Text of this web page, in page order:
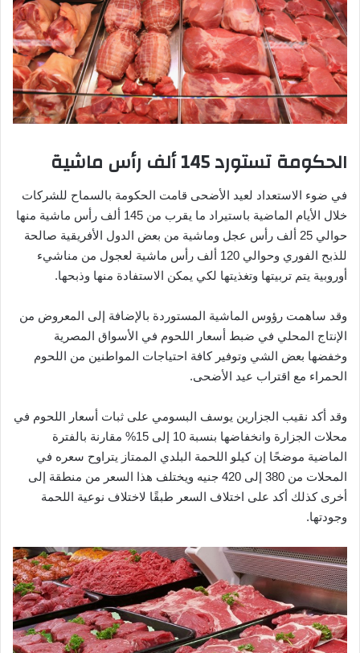
الحكومة تستورد 145 ألف رأس ماشية
في ضوء الاستعداد لعيد الأضحى قامت الحكومة بالسماح للشركات
خلال الأيام الماضية باستيراد ما يقرب من 145 ألف رأس ماشية منها
حوالي 25 ألف رأس عجل وماشية من بعض الدول الأفريقية صالحة
للذبح الفوري وحوالي 120 ألف رأس ماشية لعجول من مناشيء
أوروبية يتم تربيتها وتغذيتها لكي يمكن الاستفادة منها وذبحها.
وقد ساهمت رؤوس الماشية المستوردة بالإضافة إلى المعروض من
الإنتاج المحلي في ضبط أسعار اللحوم في الأسواق المصرية
وخفضها بعض الشي وتوفير كافة احتياجات المواطنين من اللحوم
الحمراء مع اقتراب عيد الأضحى.
وقد أكد نقيب الجزارين يوسف البسومي على ثبات أسعار اللحوم في
محلات الجزارة وانخفاضها بنسبة 10 إلى 15% مقارنة بالفترة
الماضية موضحًا إن كيلو اللحمة البلدي الممتاز يتراوح سعره في
المحلات من 380 إلى 420 جنيه ويختلف هذا السعر من منطقة إلى
أخرى كذلك أكد على اختلاف السعر طبقًا لاختلاف نوعية اللحمة
وجودتها.